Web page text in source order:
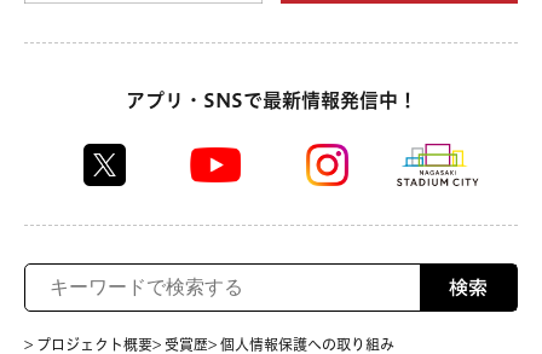
アプリ・SNSで最新情報発信中！
検索
> プロジェクト概要> 受賞歴> 個人情報保護への取り組み